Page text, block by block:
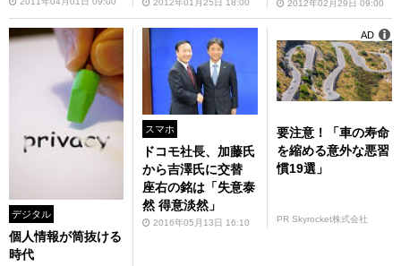
2012年01月25日 18:00 2012年02月29日 09:00
デジタル
個人情報が筒抜ける
時代
スマホ
ドコモ社長、加藤氏
から吉澤氏に交替
座右の銘は「失意泰
然 得意淡然」
2016年05月13日 16:10
要注意！「車の寿命
を縮める意外な悪習
慣19選」
PR Skyrocket株式会社
AD